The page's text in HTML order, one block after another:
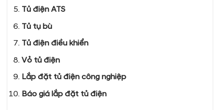
Tủ điện ATS
Tủ tụ bù
Tủ điện điều khiển
Vỏ tủ điện
Lắp đặt tủ điện công nghiệp
Báo giá lắp đặt tủ điện